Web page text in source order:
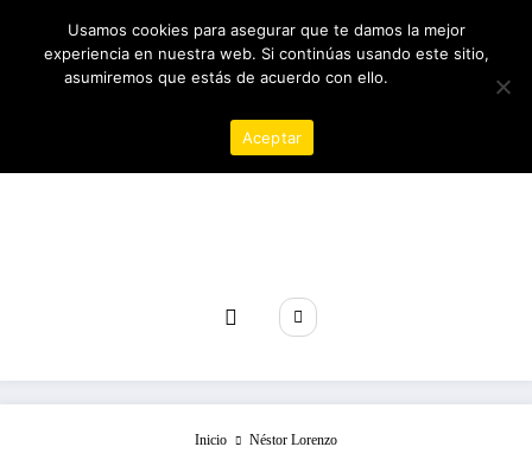
contenido
08/08/2026 9:28:28 AM
Inicio Néstor Lorenzo
Usamos cookies para asegurar que te damos la mejor
experiencia en nuestra web. Si continúas usando este sitio,
asumiremos que estás de acuerdo con ello.
Aceptar